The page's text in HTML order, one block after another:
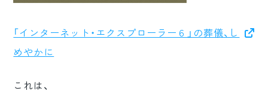
「インターネット・エクスプローラー６」の葬儀、し
めやかに
これは、